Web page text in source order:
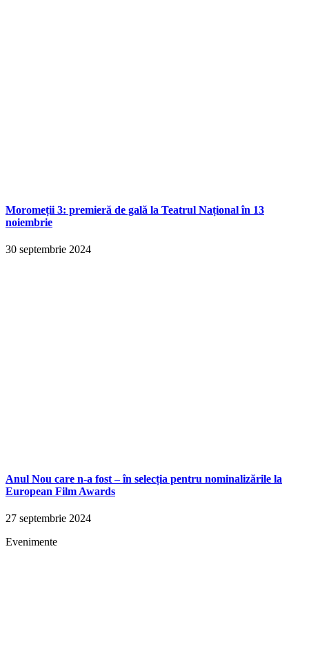
Moromeții 3: premieră de gală la Teatrul Național în 13
noiembrie
30 septembrie 2024
Anul Nou care n-a fost – în selecția pentru nominalizările la
European Film Awards
27 septembrie 2024
Evenimente